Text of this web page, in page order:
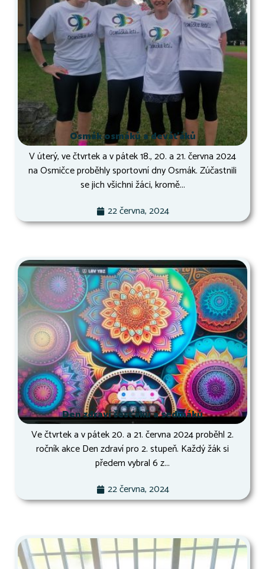
Osmák osmáků a deváťáků
V úterý, ve čtvrtek a v pátek 18., 20. a 21. června 2024
na Osmičce proběhly sportovní dny Osmák. Zúčastnili
se jich všichni žáci, kromě...
22 června, 2024
Den zdraví šesťáků a sedmáků
Ve čtvrtek a v pátek 20. a 21. června 2024 proběhl 2.
ročník akce Den zdraví pro 2. stupeň. Každý žák si
předem vybral 6 z...
22 června, 2024